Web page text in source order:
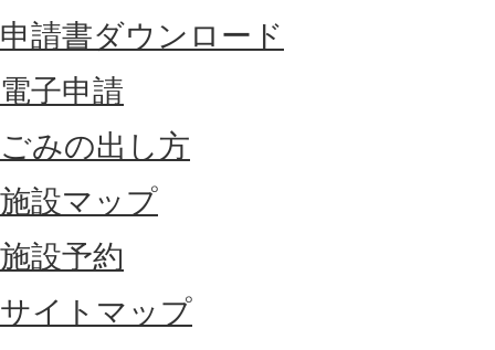
申請書ダウンロード
電子申請
ごみの出し方
施設マップ
施設予約
サイトマップ